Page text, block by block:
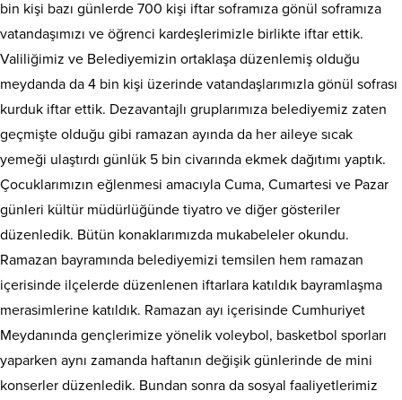
bin kişi bazı günlerde 700 kişi iftar soframıza gönül soframıza
vatandaşımızı ve öğrenci kardeşlerimizle birlikte iftar ettik.
Valiliğimiz ve Belediyemizin ortaklaşa düzenlemiş olduğu
meydanda da 4 bin kişi üzerinde vatandaşlarımızla gönül sofrası
kurduk iftar ettik. Dezavantajlı gruplarımıza belediyemiz zaten
geçmişte olduğu gibi ramazan ayında da her aileye sıcak
yemeği ulaştırdı günlük 5 bin civarında ekmek dağıtımı yaptık.
Çocuklarımızın eğlenmesi amacıyla Cuma, Cumartesi ve Pazar
günleri kültür müdürlüğünde tiyatro ve diğer gösteriler
düzenledik. Bütün konaklarımızda mukabeleler okundu.
Ramazan bayramında belediyemizi temsilen hem ramazan
içerisinde ilçelerde düzenlenen iftarlara katıldık bayramlaşma
merasimlerine katıldık. Ramazan ayı içerisinde Cumhuriyet
Meydanında gençlerimize yönelik voleybol, basketbol sporları
yaparken aynı zamanda haftanın değişik günlerinde de mini
konserler düzenledik. Bundan sonra da sosyal faaliyetlerimiz